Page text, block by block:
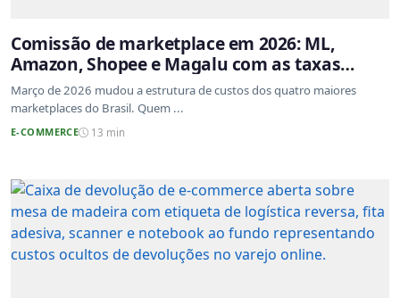
Comissão de marketplace em 2026: ML,
Amazon, Shopee e Magalu com as taxas
atualizadas
Março de 2026 mudou a estrutura de custos dos quatro maiores
marketplaces do Brasil. Quem ...
E-COMMERCE 13 min